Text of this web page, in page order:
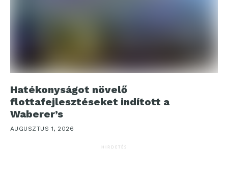
Hatékonyságot növelő
flottafejlesztéseket indított a
Waberer’s
AUGUSZTUS 1, 2026
HIRDETÉS